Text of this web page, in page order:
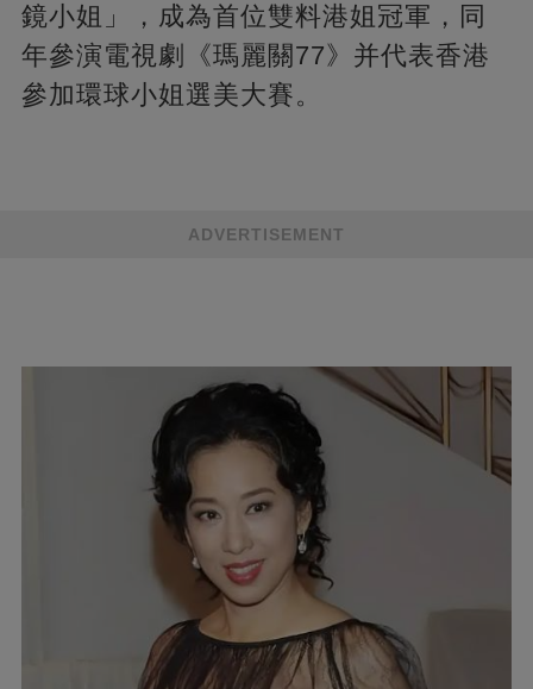
鏡小姐」，成為首位雙料港姐冠軍，同
年參演電視劇《瑪麗關77》并代表香港
參加環球小姐選美大賽。
ADVERTISEMENT